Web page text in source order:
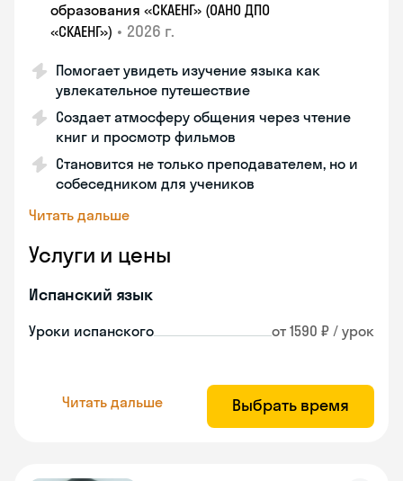
образования «СКАЕНГ» (ОАНО ДПО
«СКАЕНГ») • 2026 г.
Помогает увидеть изучение языка как
увлекательное путешествие
Создает атмосферу общения через чтение
книг и просмотр фильмов
Становится не только преподавателем, но и
собеседником для учеников
Читать дальше
Услуги и цены
Испанский язык
Уроки испанского от 1590 ₽ / урок
Читать дальше Выбрать время